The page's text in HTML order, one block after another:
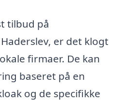
tilbud på
er det klogt
firmaer. De kan
baseret på en
og de specifikke